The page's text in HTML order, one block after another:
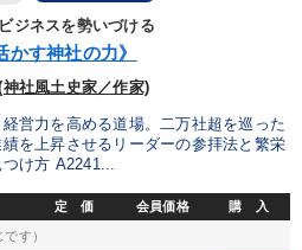
ジネスを勢いづける
かす神社の力》
社風土史家／作家)
営力を高める道場。二万社超を巡った
を上昇させるリーダーの参拝法と繁栄
け方 A2241...
定 価 会員価格 購 入
す）